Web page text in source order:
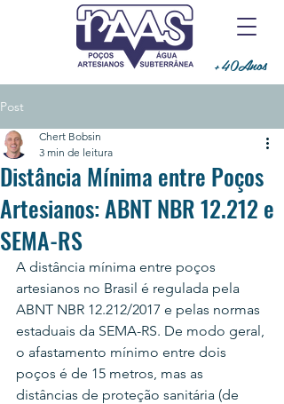
+40Anos
Post
Distância Mínima entre Poços
Artesianos: ABNT NBR 12.212 e
SEMA-RS
Chert Bobsin
3 min de leitura
A distância mínima entre poços
artesianos no Brasil é regulada pela
ABNT NBR 12.212/2017 e pelas normas
estaduais da SEMA-RS. De modo geral,
o afastamento mínimo entre dois
poços é de 15 metros, mas as
distâncias de proteção sanitária (de